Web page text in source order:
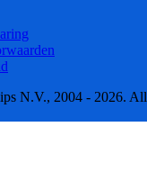
N.V., 2004 - 2026.